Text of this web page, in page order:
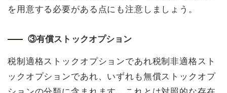
を用意する必要がある点にも注意しましょう。
③有償ストックオプション
税制適格ストックオプションであれ税制非適格スト
ックオプションであれ、いずれも無償ストックオプ